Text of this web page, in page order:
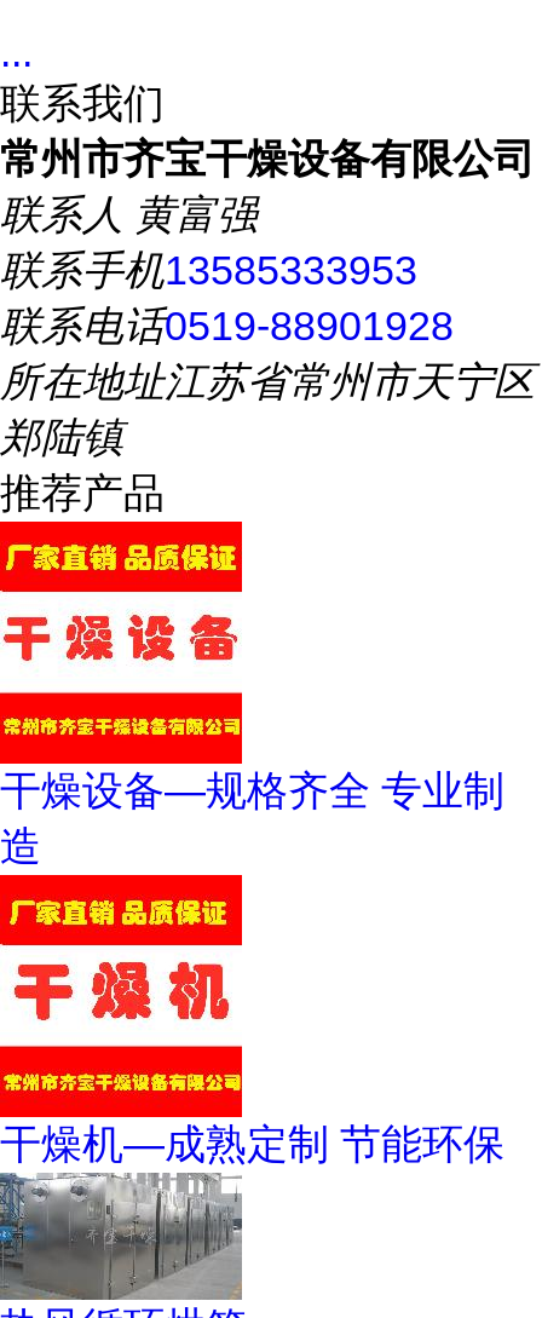
...
联系我们
常州市齐宝干燥设备有限公司
联系人 黄富强
联系手机13585333953
联系电话0519-88901928
所在地址江苏省常州市天宁区
郑陆镇
推荐产品
干燥设备—规格齐全 专业制
造
干燥机—成熟定制 节能环保